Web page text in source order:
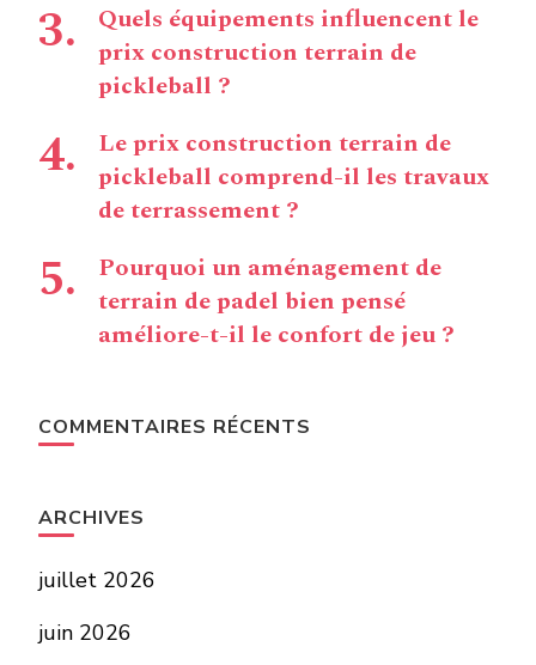
Quels équipements influencent le
prix construction terrain de
pickleball ?
Le prix construction terrain de
pickleball comprend-il les travaux
de terrassement ?
Pourquoi un aménagement de
terrain de padel bien pensé
améliore-t-il le confort de jeu ?
COMMENTAIRES RÉCENTS
ARCHIVES
juillet 2026
juin 2026